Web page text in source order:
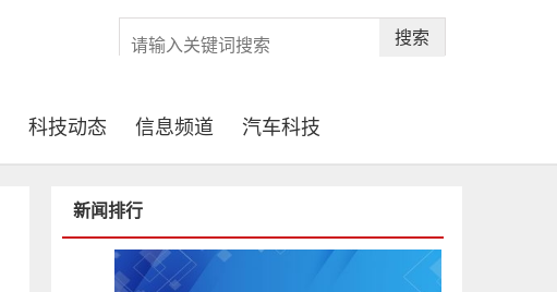
搜索
科技动态 信息频道 汽车科技
新闻排行